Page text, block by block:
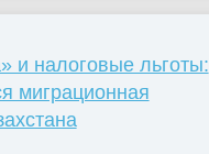
и налоговые льготы:
миграционная